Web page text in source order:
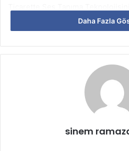
alanlarından biri müşteri
Özellikle perakende sektöründe,
deneyimleri büyük önem taşır.
anında anlayarak doğru
bir müşteri belirli bir ürün
sesle verilen talimatlar sayesinde
bir şekilde yönlendirme yapabilir.
yükünü hafifletir.
Daha Fazla
sinem